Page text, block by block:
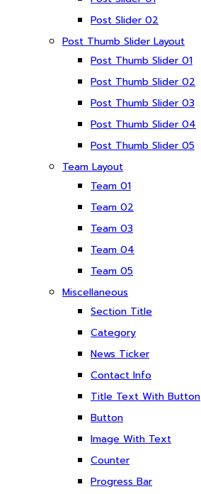
Post Slider 02
Post Thumb Slider Layout
Post Thumb Slider 01
Post Thumb Slider 02
Post Thumb Slider 03
Post Thumb Slider 04
Post Thumb Slider 05
Team Layout
Team 01
Team 02
Team 03
Team 04
Team 05
Miscellaneous
Section Title
Category
News Ticker
Contact Info
Title Text With Button
Button
Image With Text
Counter
Progress Bar